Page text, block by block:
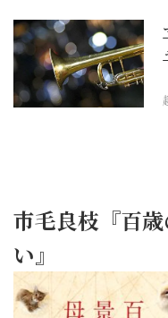
市毛良枝『百
い』